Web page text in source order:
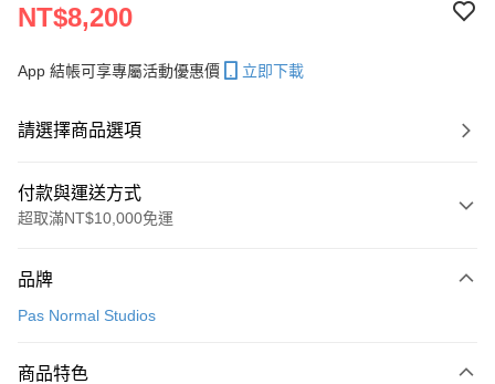
NT$8,200
App 結帳可享專屬活動優惠價 立即下載
請選擇商品選項
付款與運送方式
超取滿NT$10,000免運
信用卡一次付款
LINE Pay
品牌
Pas Normal Studios
商品特色